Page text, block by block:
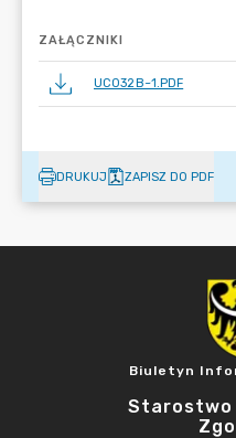
ZAŁĄCZNIKI
UC032B~1.PDF
DRUKUJ ZAPISZ DO PDF
Biuletyn
Starostwo